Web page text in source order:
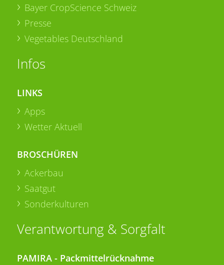
Bayer CropScience Schweiz
Presse
Vegetables Deutschland
Infos
LINKS
Apps
Wetter Aktuell
BROSCHÜREN
Ackerbau
Saatgut
Sonderkulturen
Verantwortung & Sorgfalt
PAMIRA - Packmittelrücknahme